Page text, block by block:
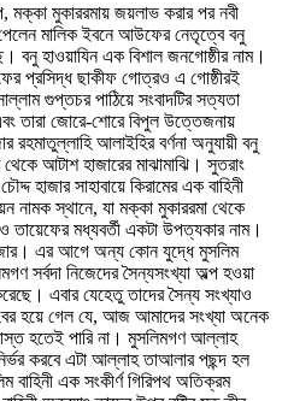
মক্কা মুকাররমায় জয়লাভ করার পর নবী
মালিক ইবনে আউফের নেতৃত্বে বনু
বনু হাওয়াযিন এক বিশাল জনগোষ্ঠীর নাম।
প্রসিদ্ধ ছাকীফ গোত্রও এ গোষ্ঠীরই
গুপ্তচর পাঠিয়ে সংবাদটির সত্যতা
তারা জোরে-শোরে বিপুল উত্তেজনায়
আলাইহির বর্ণনা অনুযায়ী বনু
আটাশ হাজারের মাঝামাঝি। সুতরাং
হাজার সাহাবায়ে কিরামের এক বাহিনী
নামক স্থানে, যা মক্কা মুকাররমা থেকে
মধ্যবর্তী একটা উপত্যকার নাম।
এর আগে অন্য কোন যুদ্ধে মুসলিম
সর্বদা নিজেদের সৈন্যসংখ্যা অল্প হওয়া
এবার যেহেতু তাদের সৈন্য সংখ্যাও
হয়ে গেল যে, আজ আমাদের সংখ্যা অনেক
হতেই পারি না। মুসলিমগণ আল্লাহ
করবে এটা আল্লাহ তাআলার পছন্দ হল
বাহিনী এক সংকীর্ণ গিরিপথ অতিক্রম